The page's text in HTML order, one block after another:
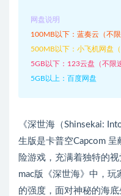
网盘说明
100MB以下：蓝奏云（不限
500MB以下：小飞机网盘（
5GB以下：123云盘（不限
5GB以上：百度网盘
《深世海（Shinsekai:
生版是卡普空Capcom
险游戏，充满着独特的
mac版《深世海》中，
的强度，面对神秘的海